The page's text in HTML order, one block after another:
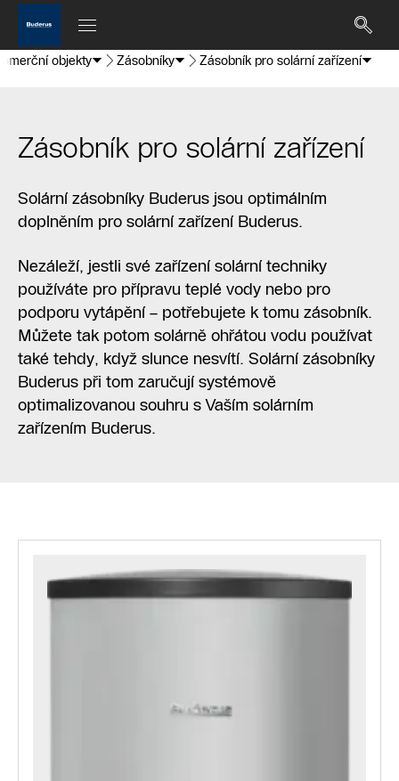
objekty Zásobníky Zásobník pro solární zařízení
Zásobník pro solární zařízení
Solární zásobníky Buderus jsou optimálním
doplněním pro solární zařízení Buderus.
Nezáleží, jestli své zařízení solární techniky
používáte pro přípravu teplé vody nebo pro
podporu vytápění – potřebujete k tomu zásobník.
Můžete tak potom solárně ohřátou vodu používat
také tehdy, když slunce nesvítí. Solární zásobníky
Buderus při tom zaručují systémově
optimalizovanou souhru s Vaším solárním
zařízením Buderus.